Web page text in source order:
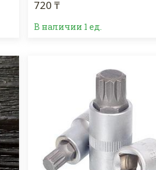
720 ₸
В наличии 1 ед.